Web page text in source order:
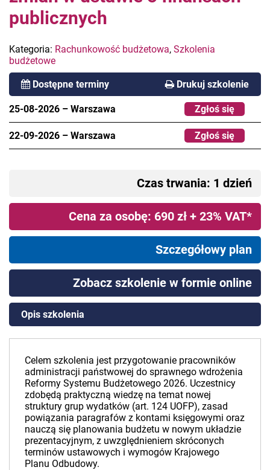
publicznych
Kategoria: Rachunkowość budżetowa, Szkolenia
budżetowe
Dostępne terminy Drukuj szkolenie
25-08-2026 – Warszawa Zgłoś się
22-09-2026 – Warszawa Zgłoś się
Czas trwania: 1 dzień
Cena za osobę: 690 zł + 23% VAT*
Szczegółowy plan
Zobacz szkolenie w formie online
Opis szkolenia
Celem szkolenia jest przygotowanie pracowników
administracji państwowej do sprawnego wdrożenia
Reformy Systemu Budżetowego 2026. Uczestnicy
zdobędą praktyczną wiedzę na temat nowej
struktury grup wydatków (art. 124 UOFP), zasad
powiązania paragrafów z kontami księgowymi oraz
nauczą się planowania budżetu w nowym układzie
prezentacyjnym, z uwzględnieniem skróconych
terminów ustawowych i wymogów Krajowego
Planu Odbudowy.